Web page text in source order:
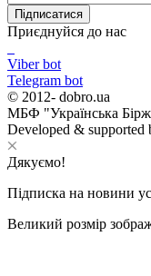
Підписатися
Приєднуйся до нас
Viber bot
Telegram bot
© 2012- dobro.ua
МБФ "Українська
Developed & supported
Дякуємо!
Підписка на новини
Великий розмір